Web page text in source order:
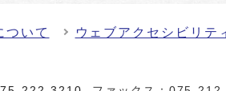
ついて ウェブアクセシビリテ